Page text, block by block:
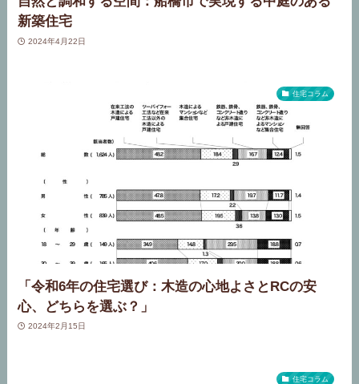
新築住宅
2024年4月22日
住宅コラム
「令和6年の住宅選び：木造の心地よさとRCの安
心、どちらを選ぶ？」
2024年2月15日
住宅コラム